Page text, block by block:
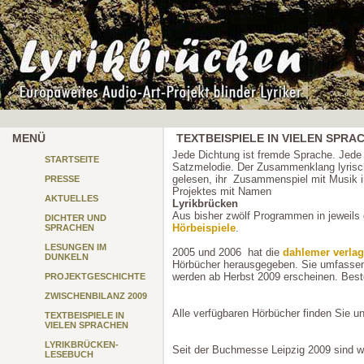
MENÜ
STARTSEITE
PRESSE
AKTUELLES
DICHTER UND
SPRACHEN
LESUNGEN IM
DUNKELN
PROJEKTGESCHICHTE
ZWISCHENBILANZ 2009
TEXTBEISPIELE IN
VIELEN SPRACHEN
LYRIKBRÜCKEN-
LESEBUCH
TEXTBEISPIELE IN VIELEN
Jede Dichtung ist fremde Sprache.
Satzmelodie. Der Zusammenklang
gelesen, ihr Zusammenspiel mit Musik
Projektes mit Namen
Lyrikbrücken
Aus bisher zwölf Programmen in
Hörbeispiele.
2005 und 2006 hat die dahlemer
Hörbücher herausgegeben. Sie
werden ab Herbst 2009 erscheinen.
Alle verfügbaren Hörbücher finden Sie
Seit der Buchmesse Leipzig 2009 sind